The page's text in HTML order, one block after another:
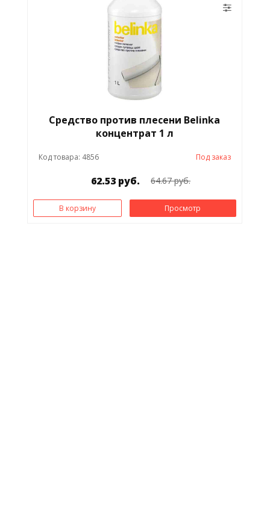
Средство против плесени Belinka
концентрат 1 л
Код товара: 4856 Под заказ
62.53 руб. 64.67 руб.
В корзину Просмотр